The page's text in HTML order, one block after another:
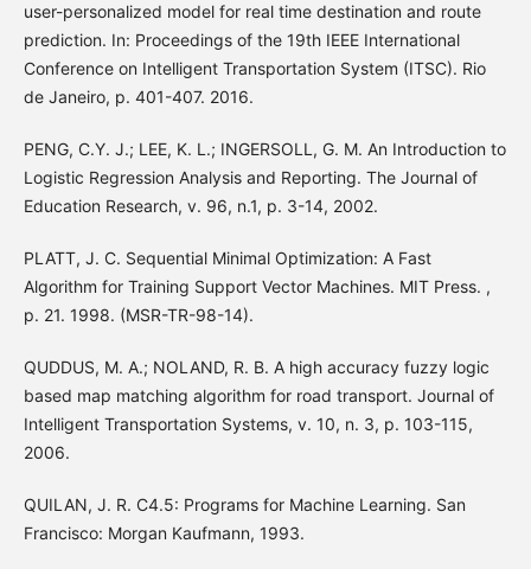
user-personalized model for real time destination and route
prediction. In: Proceedings of the 19th IEEE International
Conference on Intelligent Transportation System (ITSC). Rio
de Janeiro, p. 401-407. 2016.
PENG, C.Y. J.; LEE, K. L.; INGERSOLL, G. M. An Introduction to
Logistic Regression Analysis and Reporting. The Journal of
Education Research, v. 96, n.1, p. 3-14, 2002.
PLATT, J. C. Sequential Minimal Optimization: A Fast
Algorithm for Training Support Vector Machines. MIT Press. ,
p. 21. 1998. (MSR-TR-98-14).
QUDDUS, M. A.; NOLAND, R. B. A high accuracy fuzzy logic
based map matching algorithm for road transport. Journal of
Intelligent Transportation Systems, v. 10, n. 3, p. 103-115,
2006.
QUILAN, J. R. C4.5: Programs for Machine Learning. San
Francisco: Morgan Kaufmann, 1993.